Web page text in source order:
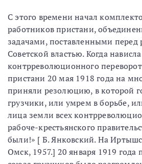
С этого времени начал
работников пристани,
задачами, поставленными перед
Советской властью. Когда
контрреволюционного
пристани 20 мая 1918 года на
приняли резолюцию, в которой
грузчики, или умрем в борьбе,
лица земли всех
рабоче-крестьянского
были!» [ Б. Янковский. На
Омск, 1957.] 20 января 1919